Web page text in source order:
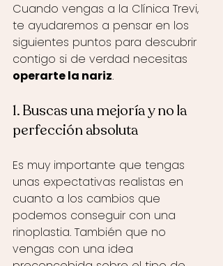
Cuando vengas a la Clínica Trevi,
te ayudaremos a pensar en los
siguientes puntos para descubrir
contigo si de verdad necesitas
operarte la nariz.
1. Buscas una mejoría y no la
perfección absoluta
Es muy importante que tengas
unas expectativas realistas en
cuanto a los cambios que
podemos conseguir con una
rinoplastia. También que no
vengas con una idea